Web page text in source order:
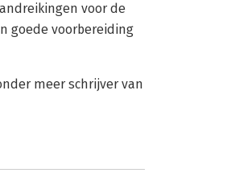
voor de
goede voorbereiding
meer schrijver van